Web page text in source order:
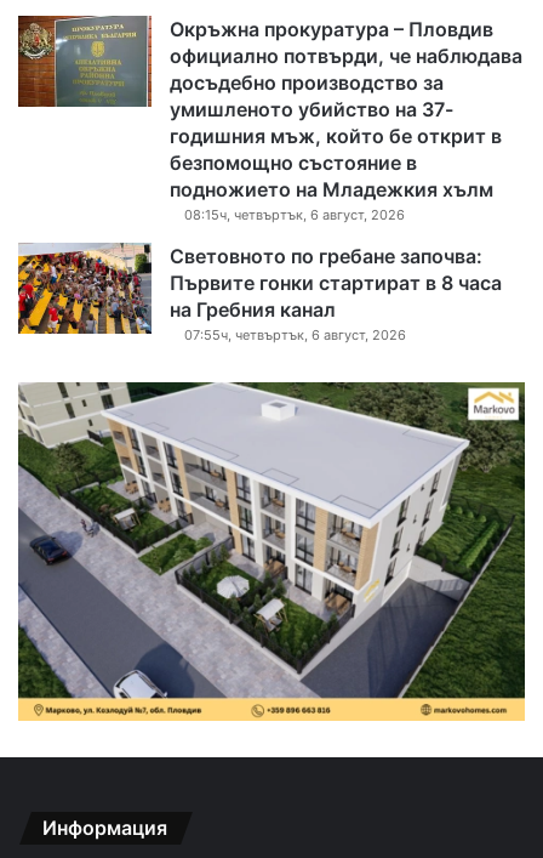
Окръжна прокуратура – Пловдив
официално потвърди, че наблюдава
досъдебно производство за
умишленото убийство на 37-
годишния мъж, който бе открит в
безпомощно състояние в
подножието на Младежкия хълм
08:15ч, четвъртък, 6 август, 2026
Световното по гребане започва:
Първите гонки стартират в 8 часа
на Гребния канал
07:55ч, четвъртък, 6 август, 2026
Информация